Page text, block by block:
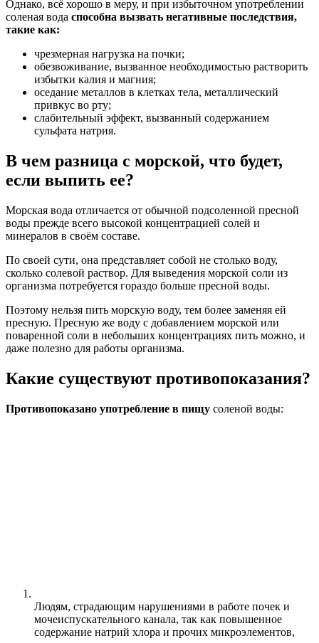
Однако, всё хорошо в меру, и при избыточном употреблении
соленая вода способна вызвать негативные последствия,
такие как: ­
чрезмерная нагрузка на почки;
обезвоживание, вызванное необходимостью растворить
избытки калия и магния;
оседание металлов в клетках тела, металлический
привкус во рту;
слабительный эффект, вызванный содержанием
сульфата натрия.
В чем разница с морской, что будет,
если выпить ее?
Морская вода отличается от обычной подсоленной пресной
воды прежде всего высокой концентрацией солей и
минералов в своём составе.
По своей сути, она представляет собой не столько воду,
сколько солевой раствор. Для выведения морской соли из
организма потребуется гораздо больше пресной воды.
Поэтому нельзя пить морскую воду, тем более заменяя ей
пресную. Пресную же воду с добавлением морской или
поваренной соли в небольших концентрациях пить можно, и
даже полезно для работы организма.
Какие существуют противопоказания?
Противопоказано употребление в пищу соленой воды:
Людям, страдающим нарушениями в работе почек и
мочеиспускательного канала, так как повышенное
содержание натрий хлора и прочих микроэлементов,